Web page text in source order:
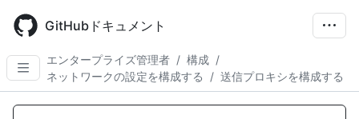
main
content
GitHubドキュメント
エンタープライズ管理者 / 構成 /
ネットワークの設定を構成する
/ 送信プロキシを構成する